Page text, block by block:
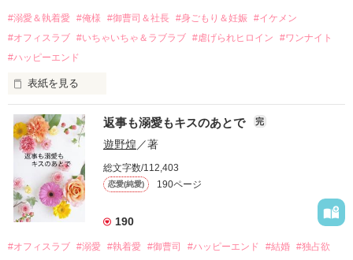
過去の傷から、二度と会いたくないと思っていた哲平に
運命のような再会を果たす。
酔った勢いで一夜を共にしてしまった。
さらに、美桜が初めてだと知った哲平は
『責任をとる、結婚しよう』と真っ直ぐに告げてきた。
戸惑う美桜とは裏腹に、好きという気持ちを隠すことなく
甘やかしてくる。
そんなある日、哲平は美桜がストーカー被害に
遭っていることを知る。
美桜を守るため、哲平は同居を提案してきて――。
夏木美桜(なつきみお)
#溺愛＆執着愛 #俺様 #御曹司＆社長 #身ごもり＆妊娠 #イケメン
#オフィスラブ #いちゃいちゃ＆ラブラブ #虐げられヒロイン
#ワンナイト
#ハッピーエンド
表紙を見る
おかしな噂を流されて前の職場でうまくいかなかった梅田美
桜は、海外で傷心旅行をしていたところ、日本人美青年と出会
い、酒の勢いもあり一夜限りの関係となる。
帰国後、美桜は新しい職場でワンナイトした美青年と再会。
なんと彼の正体は、とある財閥御曹司にも関わらず、一族を離
れて起業した新進気鋭の実業家、社内でも冷徹だと評判な社長
――御影恭司その人だったのだ――！
なぜか恭司から飼い猫の世話係を命じられた美桜は、猫の世
の関係となってしまい――？
返事も溺愛もキスのあとで 完
遊野煌／著
総文字数/112,403
恋愛(純愛) 190ページ
190
#オフィスラブ #溺愛 #執着愛 #御曹司 #ハッピーエンド #結婚 #独占欲